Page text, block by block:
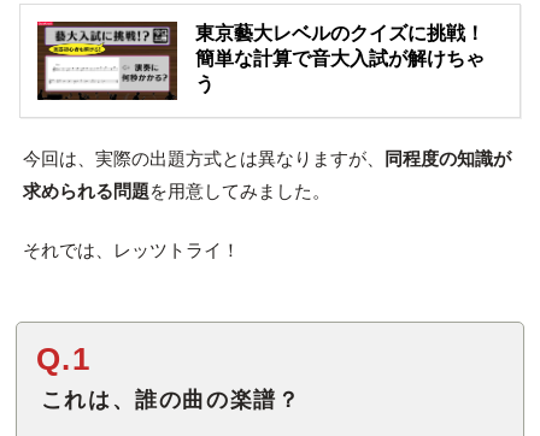
東京藝大レベルのクイズに挑戦！
簡単な計算で音大入試が解けちゃ
う
今回は、実際の出題方式とは異なりますが、
同程度の知識が
求められる問題を用意してみました。
それでは、レッツトライ！
Q.1
これは、誰の曲の楽譜？